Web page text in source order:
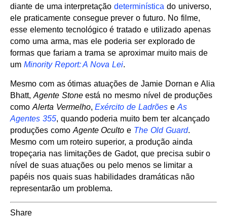
diante de uma interpretaçãodeterminística do universo,
ele praticamente consegue prever o futuro. No filme,
esse elemento tecnológico é tratado e utilizado apenas
como uma arma, mas ele poderia ser explorado de
formas que fariam a trama se aproximar muito mais de
um Minority Report: A Nova Lei.
Mesmo com as ótimas atuações de Jamie Dornan e Alia
Bhatt, Agente Stoneestá no mesmo nível de produções
como Alerta Vermelho,Exército de Ladrões e As
Agentes 355, quando poderia muito bem ter alcançado
produções como Agente Oculto e The Old Guard.
Mesmo com um roteiro superior, a produção ainda
tropeçaria nas limitações de Gadot, que precisa subir o
nível de suas atuações ou pelo menos se limitar a
papéis nos quais suas habilidades dramáticas não
representarão um problema.
Share